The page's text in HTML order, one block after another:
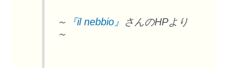
～ 『il nebbio』 さんのHPより
～